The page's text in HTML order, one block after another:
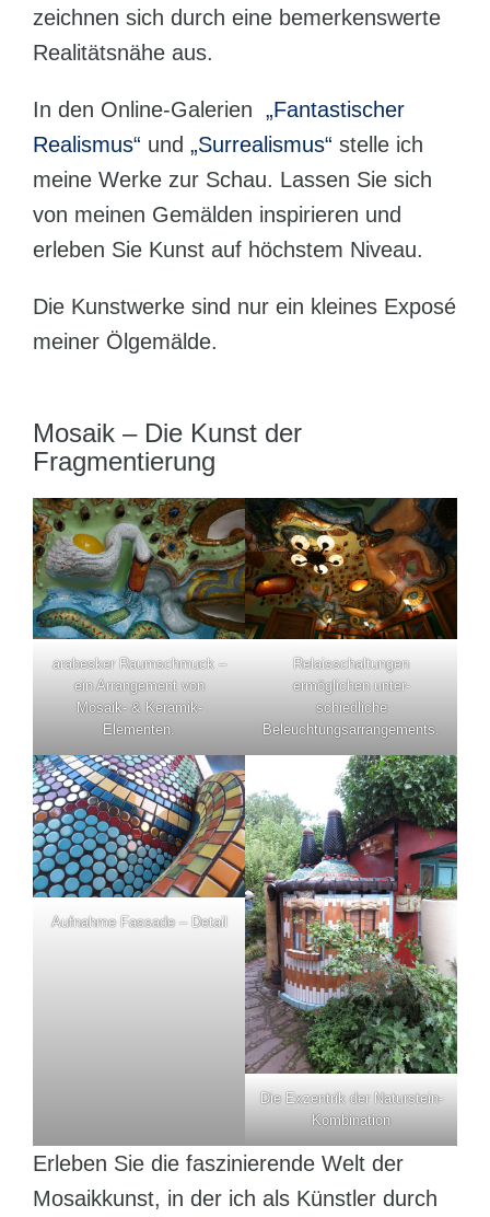
zeichnen sich durch eine bemerkenswerte
Realitätsnähe aus.
In den Online-Galerien „Fantastischer
Realismus“ und „Surrealismus“ stelle ich
meine Werke zur Schau. Lassen Sie sich
von meinen Gemälden inspirieren und
erleben Sie Kunst auf höchstem Niveau.
Die Kunstwerke sind nur ein kleines Exposé
meiner Ölgemälde.
Mosaik – Die Kunst der
Fragmentierung
arabesker Raumschmuck –
ein Arrangement von
Mosaik- & Keramik-
Elementen.
Relaisschaltungen
ermöglichen unter-
schiedliche
Beleuchtungsarrangements.
Aufnahme Fassade – Detail
Die Exzentrik der Naturstein-
Kombination
Erleben Sie die faszinierende Welt der
Mosaikkunst, in der ich als Künstler durch